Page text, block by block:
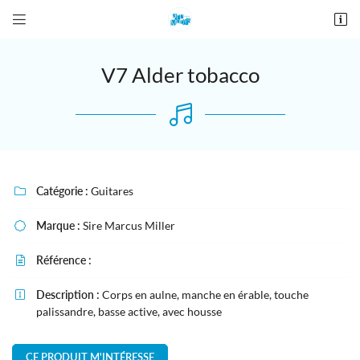
 
Recopier le code ci-contre
V7 Alder tobacco
 Catégorie : Guitares
 Marque : Sire Marcus Miller
 Référence :
 Description : Corps en aulne, manche en érable, touche
palissandre, basse active, avec housse
CE PRODUIT M'INTÉRESSE